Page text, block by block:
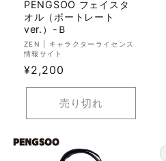
PENGSOO フェイスタ
オル（ポートレート
ver.）-Ｂ
販
売
元:
ZEN | キャラクターライセンス
情報サイト
通
常
格
¥2,200
売り切れ